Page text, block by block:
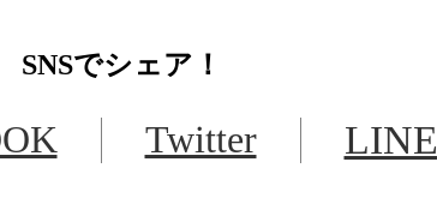
SNSでシェア！
Twitter LINE